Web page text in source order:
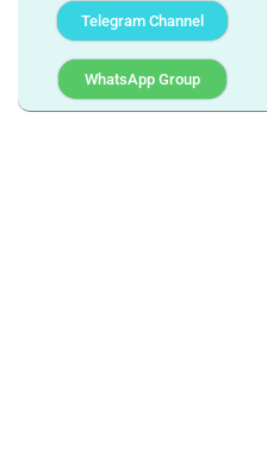
Telegram Channel
WhatsApp Group